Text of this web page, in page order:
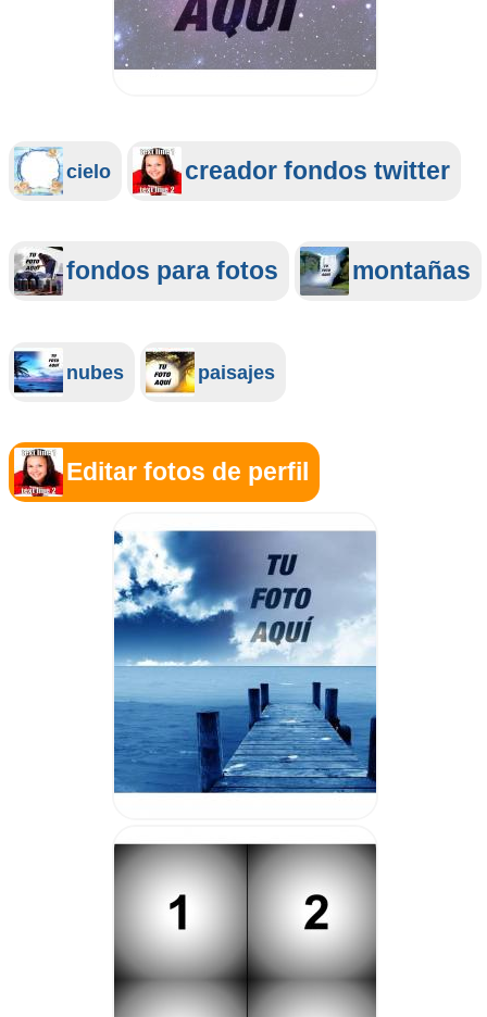
cielo creador fondos twitter
fondos para fotos montañas
nubes paisajes
Editar fotos de perfil